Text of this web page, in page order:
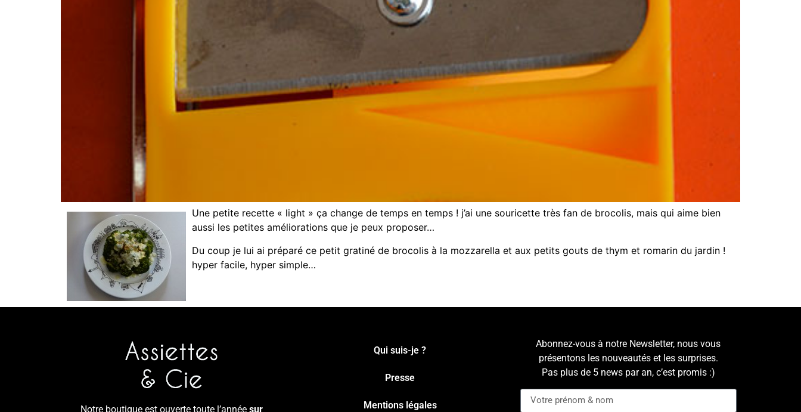
Une petite recette « light » ça change de temps en temps ! j’ai une souricette très fan de brocolis, mais qui aime bien
aussi les petites améliorations que je peux proposer…
Du coup je lui ai préparé ce petit gratiné de brocolis à la mozzarella et aux petits gouts de thym et romarin du jardin !
hyper facile, hyper simple…
Notre boutique est ouverte toute l’annéesur
Qui suis-je ?
Presse
Mentions légales
Abonnez-vous à notre Newsletter, nous vous
présentons les nouveautés et les surprises.
Pas plus de 5 news par an, c’est promis :)